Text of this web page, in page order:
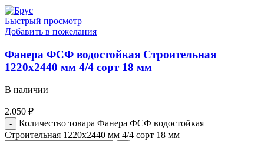
Быстрый просмотр
Добавить в пожелания
Фанера ФСФ водостойкая Строительная
1220х2440 мм 4/4 сорт 18 мм
В наличии
2.050 ₽
Количество товара Фанера ФСФ водостойкая
Строительная 1220х2440 мм 4/4 сорт 18 мм